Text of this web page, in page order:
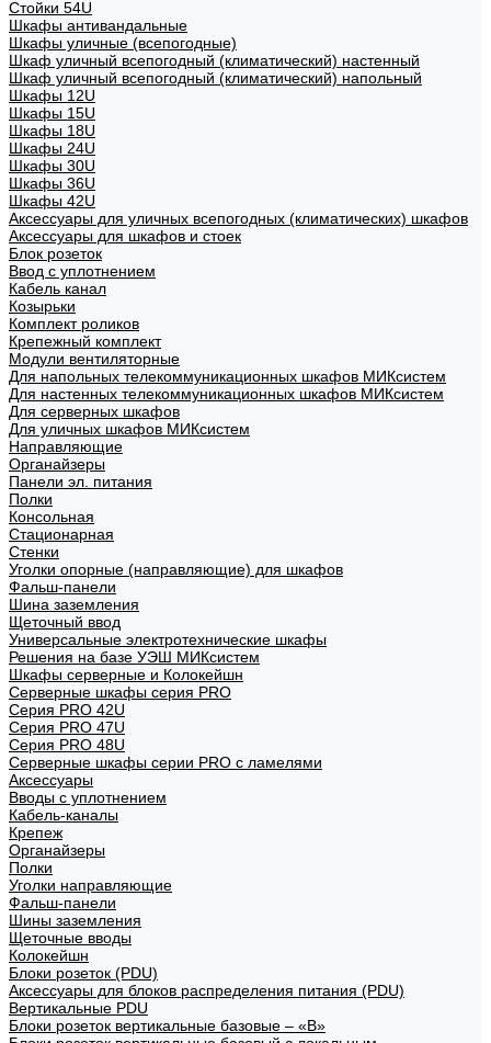
Стойки 54U
Шкафы антивандальные
Шкафы уличные (всепогодные)
Шкаф уличный всепогодный (климатический) настенный
Шкаф уличный всепогодный (климатический) напольный
Шкафы 12U
Шкафы 15U
Шкафы 18U
Шкафы 24U
Шкафы 30U
Шкафы 36U
Шкафы 42U
Аксессуары для уличных всепогодных (климатических) шкафов
Аксессуары для шкафов и стоек
Блок розеток
Ввод с уплотнением
Кабель канал
Козырьки
Комплект роликов
Крепежный комплект
Модули вентиляторные
Для напольных телекоммуникационных шкафов МИКсистем
Для настенных телекоммуникационных шкафов МИКсистем
Для серверных шкафов
Для уличных шкафов МИКсистем
Направляющие
Органайзеры
Панели эл. питания
Полки
Консольная
Стационарная
Стенки
Уголки опорные (направляющие) для шкафов
Фальш-панели
Шина заземления
Щеточный ввод
Универсальные электротехнические шкафы
Решения на базе УЭШ МИКсистем
Шкафы серверные и Колокейшн
Серверные шкафы серия PRO
Серия PRO 42U
Серия PRO 47U
Серия PRO 48U
Серверные шкафы серии PRO с ламелями
Аксессуары
Вводы с уплотнением
Кабель-каналы
Крепеж
Органайзеры
Полки
Уголки направляющие
Фальш-панели
Шины заземления
Щеточные вводы
Колокейшн
Блоки розеток (PDU)
Аксессуары для блоков распределения питания (PDU)
Вертикальные PDU
Блоки розеток вертикальные базовые – «В»